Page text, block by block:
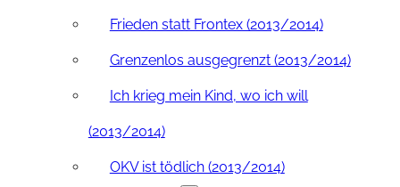
Frieden statt Frontex (2013/2014)
Grenzenlos ausgegrenzt (2013/2014)
Ich krieg mein Kind, wo ich will
(2013/2014)
OKV ist tödlich (2013/2014)